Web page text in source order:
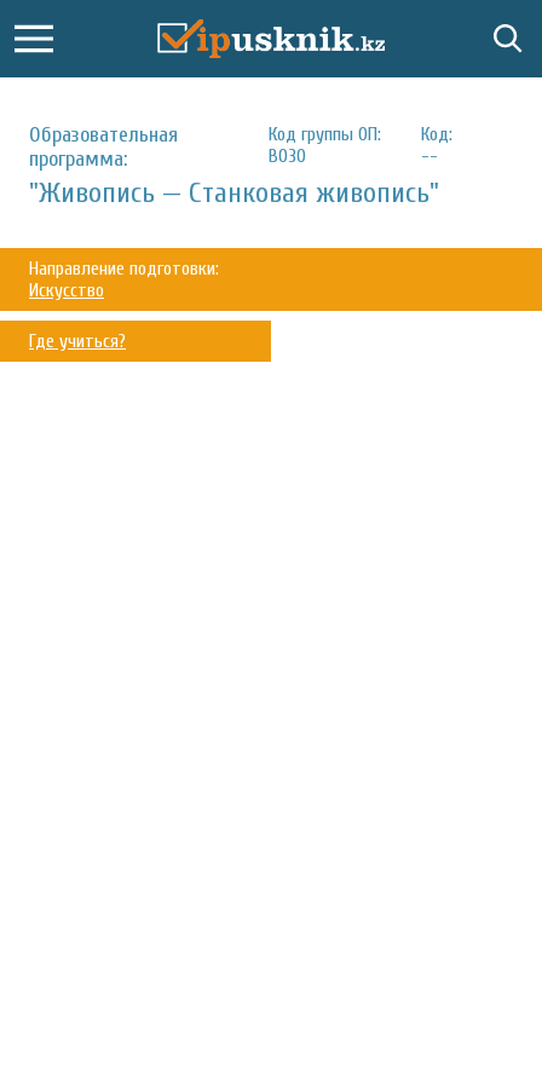
Образовательная
программа:
Код группы ОП:
B030
Код:
--
"Живопись — Станковая живопись"
Направление подготовки:
Искусство
Где учиться?